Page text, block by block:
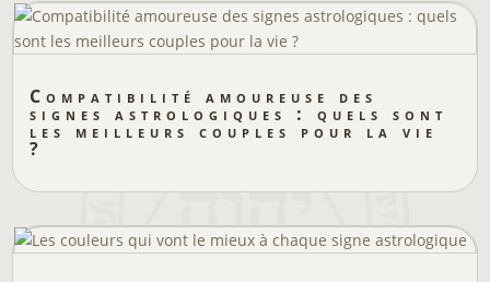
Compatibilité amoureuse des
signes astrologiques : quels sont
les meilleurs couples pour la vie
?